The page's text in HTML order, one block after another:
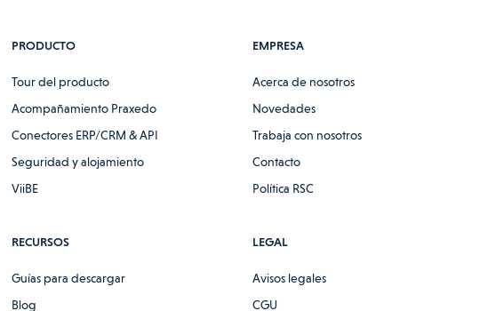
PRODUCTO
Tour del producto
Acompañamiento Praxedo
Conectores ERP/CRM & API
Seguridad y alojamiento
ViiBE
RECURSOS
Guías para descargar
Blog
EMPRESA
Acerca de nosotros
Novedades
Trabaja con nosotros
Contacto
Política RSC
LEGAL
Avisos legales
CGU